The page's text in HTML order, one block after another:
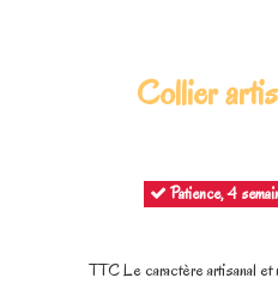
Collier
Patience, 4
TTCLe caractère artisanal